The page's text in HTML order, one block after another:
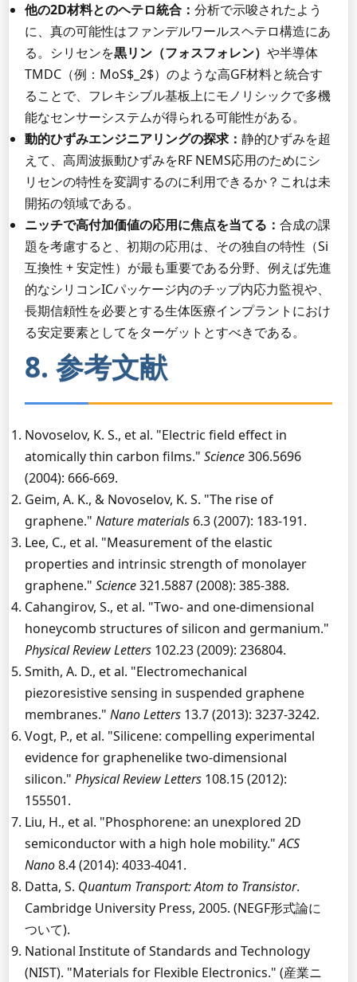
他の2D材料とのヘテロ統合： 分析で示唆されたよう
に、真の可能性はファンデルワールスヘテロ構造にあ
る。シリセンを黒リン（フォスフォレン） や半導体
TMDC（例：MoS$_2$）のような高GF材料と統合す
ることで、フレキシブル基板上にモノリシックで多機
能なセンサーシステムが得られる可能性がある。
動的ひずみエンジニアリングの探求： 静的ひずみを超
えて、高周波振動ひずみをRF NEMS応用のためにシ
リセンの特性を変調するのに利用できるか？これは未
開拓の領域である。
ニッチで高付加価値の応用に焦点を当てる： 合成の課
題を考慮すると、初期の応用は、その独自の特性（Si
互換性 + 安定性）が最も重要である分野、例えば先進
的なシリコンICパッケージ内のチップ内応力監視や、
長期信頼性を必要とする生体医療インプラントにおけ
る安定要素としてをターゲットとすべきである。
8. 参考文献
Novoselov, K. S., et al. "Electric field effect in
atomically thin carbon films." Science306.5696
(2004): 666-669.
Geim, A. K., & Novoselov, K. S. "The rise of
graphene." Nature materials 6.3 (2007): 183-191.
Lee, C., et al. "Measurement of the elastic
properties and intrinsic strength of monolayer
graphene." Science321.5887 (2008): 385-388.
Cahangirov, S., et al. "Two- and one-dimensional
honeycomb structures of silicon and germanium."
Physical Review Letters 102.23 (2009): 236804.
Smith, A. D., et al. "Electromechanical
piezoresistive sensing in suspended graphene
membranes." Nano Letters 13.7 (2013): 3237-3242.
Vogt, P., et al. "Silicene: compelling experimental
evidence for graphenelike two-dimensional
silicon." Physical Review Letters 108.15 (2012):
155501.
Liu, H., et al. "Phosphorene: an unexplored 2D
semiconductor with a high hole mobility."ACS
Nano8.4 (2014): 4033-4041.
Datta, S. Quantum Transport: Atom to Transistor.
Cambridge University Press, 2005. (NEGF形式論に
ついて).
National Institute of Standards and Technology
(NIST). "Materials for Flexible Electronics." (産業ニ